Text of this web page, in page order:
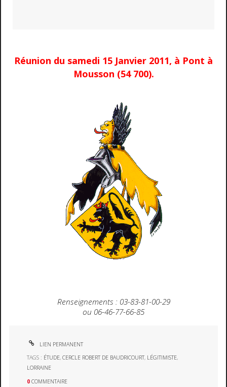
Réunion du samedi 15 Janvier 2011, à Pont à
Mousson (54 700).
Renseignements : 03-83-81-00-29
ou 06-46-77-66-85
LIEN PERMANENT
TAGS : ÉTUDE,CERCLE ROBERT DE BAUDRICOURT, LÉGITIMISTE,
LORRAINE
0 COMMENTAIRE